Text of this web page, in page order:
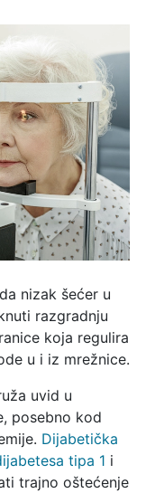
nizak šećer u
razgradnju
koja regulira
u i iz mrežnice.
uvid u
posebno kod
Dijabetička
tipa 1 i
trajno oštećenje